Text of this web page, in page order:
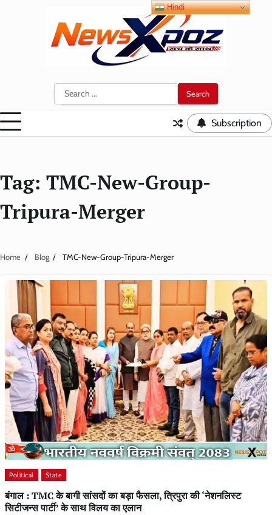
Search
for:
Subscription
Tag: TMC-New-Group-
Tripura-Merger
Home Blog TMC-New-Group-Tripura-Merger
Political State
बंगाल : TMC के बागी सांसदों का बड़ा फैसला, त्रिपुरा की ‘नेशनलिस्ट
सिटीजन्स पार्टी’ के साथ विलय का एलान
Hindi